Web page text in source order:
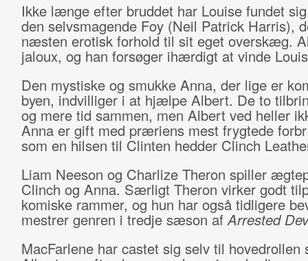
Ikke længe efter bruddet har Louise fundet
den selvsmagende Foy (Neil Patrick Harris),
næsten erotisk forhold til sit eget overskæg.
jaloux, og han forsøger ihærdigt at vinde
Den mystiske og smukke Anna, der lige er
byen, indvilliger i at hjælpe Albert. De to
og mere tid sammen, men Albert ved heller
Anna er gift med præriens mest frygtede
som en hilsen til Clinten hedder Clinch
Liam Neeson og Charlize Theron spiller
Clinch og Anna. Særligt Theron virker godt
komiske rammer, og hun har også tidligere
mestrer genren i tredje sæson afArrested
MacFarlene har castet sig selv til hovedrollen